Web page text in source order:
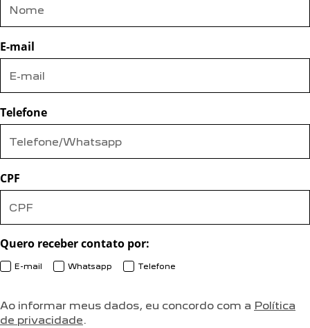
E-mail
Telefone
CPF
Quero receber contato por:
E-mail Whatsapp Telefone
Ao informar meus dados, eu concordo com a Política
de privacidade.